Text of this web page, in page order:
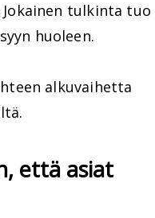
tulkinta tuo
huoleen.
alkuvaihetta
että asiat